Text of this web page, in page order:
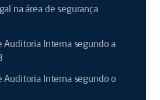
na área de segurança
Auditoria Interna segundo a
Auditoria Interna segundo o